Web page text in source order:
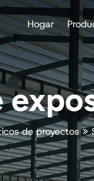
Hogar
de proyectos